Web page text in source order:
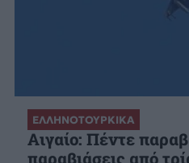
ΕΛΛΗΝΟΤΟΥΡΚΙΚΑ
Αιγαίο: Πέντε
παραβιάσεις από